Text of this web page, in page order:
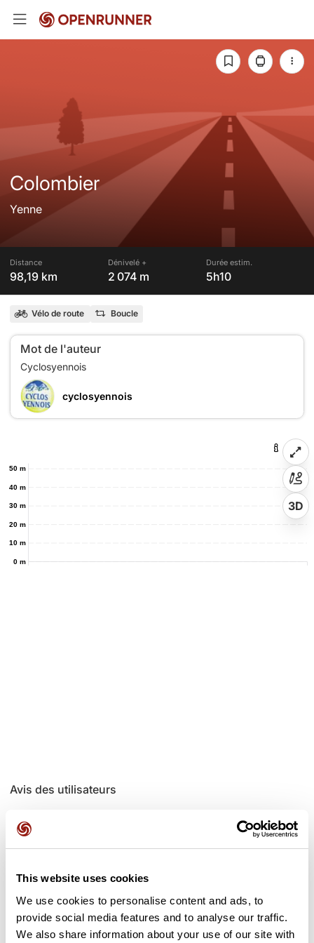
This website uses cookies
We use cookies to personalise content and ads, to
provide social media features and to analyse our traffic.
We also share information about your use of our site with
Colombier
Yenne
Distance
98,19 km
Dénivelé +
2 074 m
Durée estim.
5h10
Vélo de route Boucle
Mot de l'auteur
cyclosyennois
0 m
10 m
20 m
30 m
40 m
50 m
3D
Avis des utilisateurs